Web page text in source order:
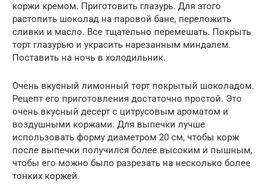
коржи кремом. Приготовить глазурь. Для этого
растопить шоколад на паровой бане, переложить
сливки и масло. Все тщательно перемешать. Покрыть
торт глазурью и украсить нарезанным миндалем.
Поставить на ночь в холодильник.
Очень вкусный лимонный торт покрытый шоколадом.
Рецепт его приготовления достаточно простой. Это
очень вкусный десерт с цитрусовым ароматом и
воздушными коржами. Для выпечки лучше
использовать форму диаметром 20 см, чтобы корж
после выпечки получился более высоким и пышным,
чтобы его можно было разрезать на несколько более
тонких коржей.